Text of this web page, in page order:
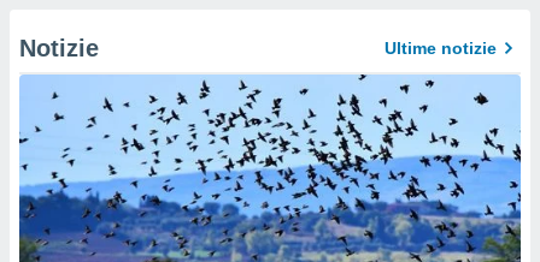
Notizie Ultime notizie